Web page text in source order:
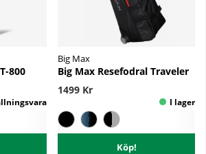
800
Big Max
Big Max Resefodral Traveler
1499 Kr
Köp!